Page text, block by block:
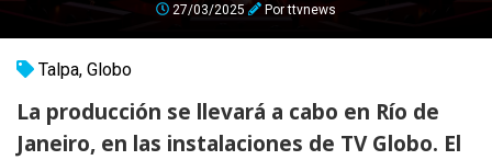
27/03/2025 Porttvnews
Talpa, Globo
La producción se llevará a cabo en Río de
Janeiro, en las instalaciones de TV Globo. El